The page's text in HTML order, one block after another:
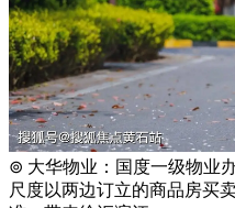
⊚ 大华物业：国度一级物业
尺度以两边订立的商品房买